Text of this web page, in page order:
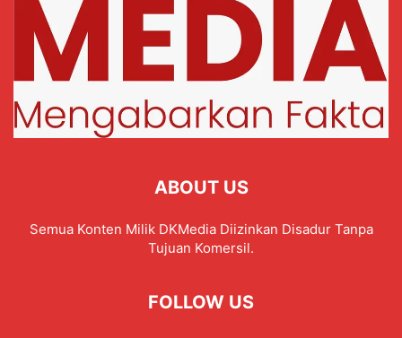
ABOUT US
Semua Konten Milik DKMedia Diizinkan Disadur Tanpa
Tujuan Komersil.
FOLLOW US